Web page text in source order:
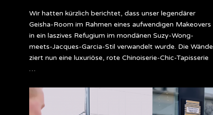
Wir hatten kürzlich berichtet, dass unser legendärer
Geisha-Room im Rahmen eines aufwendigen Makeovers
in ein laszives Refugium im mondänen Suzy-Wong-
meets-Jacques-Garcia-Stil verwandelt wurde. Die Wände
ziert nun eine luxuriöse, rote Chinoiserie-Chic-Tapisserie
…